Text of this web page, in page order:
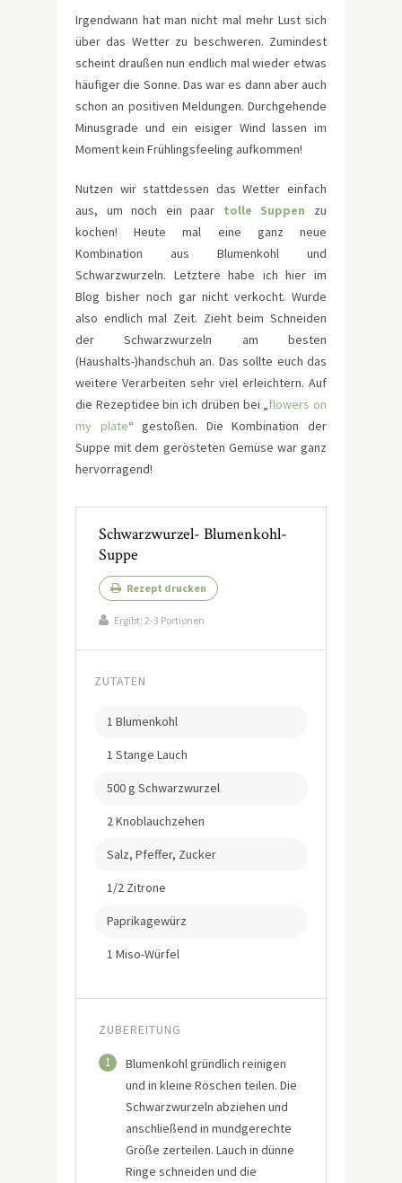
Irgendwann hat man nicht mal mehr Lust sich
über das Wetter zu beschweren. Zumindest
scheint draußen nun endlich mal wieder etwas
häufiger die Sonne. Das war es dann aber auch
schon an positiven Meldungen. Durchgehende
Minusgrade und ein eisiger Wind lassen im
Moment kein Frühlingsfeeling aufkommen!
Nutzen wir stattdessen das Wetter einfach
aus, um noch ein paar
tolle Suppen zu
kochen! Heute mal eine ganz neue
Kombination aus Blumenkohl und
Schwarzwurzeln. Letztere habe ich hier im
Blog bisher noch gar nicht verkocht. Wurde
also endlich mal Zeit. Zieht beim Schneiden
der Schwarzwurzeln am besten
(Haushalts-)handschuh an. Das sollte euch das
weitere Verarbeiten sehr viel erleichtern. Auf
die Rezeptidee bin ich drüben bei „ flowers on
my plate“ gestoßen. Die Kombination der
Suppe mit dem gerösteten Gemüse war ganz
hervorragend!
Schwarzwurzel- Blumenkohl-
Suppe
Rezept drucken
Ergibt: 2-3 Portionen
ZUTATEN
1 Blumenkohl
1 Stange Lauch
500 g Schwarzwurzel
2 Knoblauchzehen
Salz, Pfeffer, Zucker
1/2 Zitrone
Paprikagewürz
1 Miso-Würfel
ZUBEREITUNG
1
Blumenkohl gründlich reinigen
und in kleine Röschen teilen. Die
Schwarzwurzeln abziehen und
anschließend in mundgerechte
Größe zerteilen. Lauch in dünne
Ringe schneiden und die